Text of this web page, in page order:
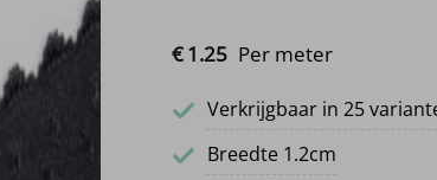
€1.25 Per meter
Verkrijgbaar in 25
Breedte 1.2cm